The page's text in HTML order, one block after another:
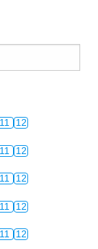
11 12
11 12
11 12
11 12
11 12